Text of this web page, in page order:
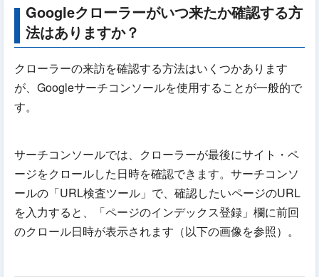
Googleクローラーがいつ来たか確認する方
法はありますか？
クローラーの来訪を確認する方法はいくつかあります
が、Googleサーチコンソールを使用することが一般的で
す。
サーチコンソールでは、クローラーが最後にサイト・ペ
ージをクロールした日時を確認できます。サーチコンソ
ールの「URL検査ツール」で、確認したいページのURL
を入力すると、「ページのインデックス登録」欄に前回
のクロール日時が表示されます（以下の画像を参照）。